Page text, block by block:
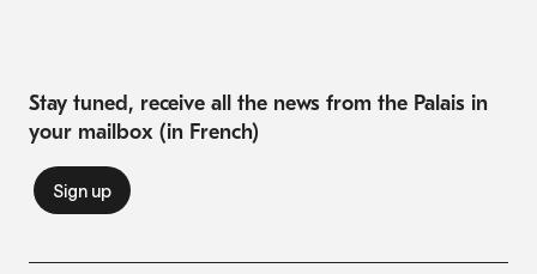
Stay tuned, receive all the news from the Palais in
your mailbox (in French)